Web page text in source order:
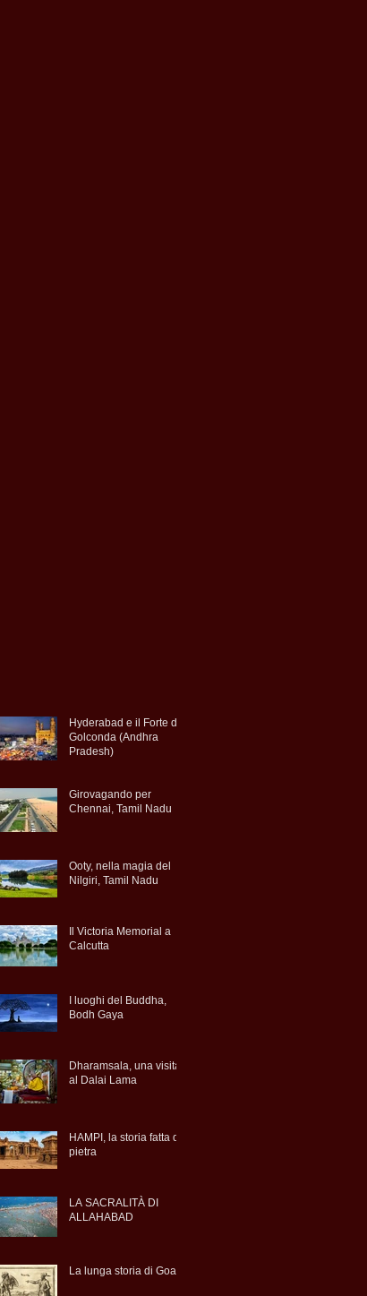
Hyderabad e il Forte di
Golconda (Andhra
Pradesh)
Girovagando per
Chennai, Tamil Nadu
Ooty, nella magia del
Nilgiri, Tamil Nadu
Il Victoria Memorial a
Calcutta
I luoghi del Buddha,
Bodh Gaya
Dharamsala, una visita
al Dalai Lama
HAMPI, la storia fatta di
pietra
LA SACRALITÀ DI
ALLAHABAD
La lunga storia di Goa